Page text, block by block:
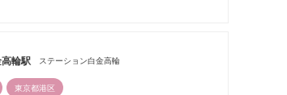
高輪駅 ステーション白金高輪
東京都港区